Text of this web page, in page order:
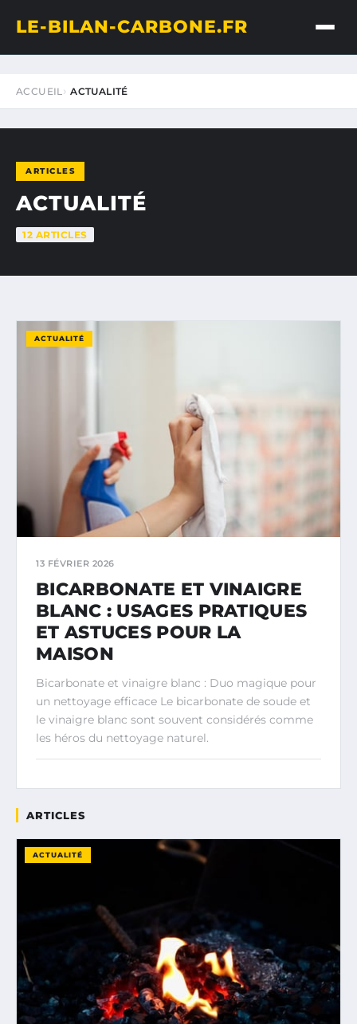
LE-BILAN-CARBONE.FR
ACCUEIL ACTUALITÉ
ARTICLES
ACTUALITÉ
12 ARTICLES
ACTUALITÉ
13 FÉVRIER 2026
BICARBONATE ET VINAIGRE
BLANC : USAGES PRATIQUES
ET ASTUCES POUR LA
MAISON
Bicarbonate et vinaigre blanc : Duo magique pour
un nettoyage efficace Le bicarbonate de soude et
le vinaigre blanc sont souvent considérés comme
les héros du nettoyage naturel.
ARTICLES
ACTUALITÉ